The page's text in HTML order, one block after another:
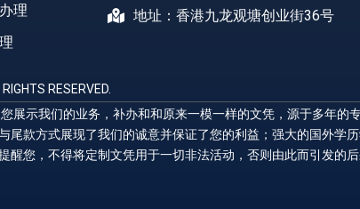
理
地址：香港九龙观塘创业街36号
RESERVED.
展示我们的业务，补办和和原来一模一样的文凭，源于多年的
尾款方式展现了我们的诚意并保证了您的利益；强大的国外学
醒您，不得将定制文凭用于一切非法活动，否则由此而引发的